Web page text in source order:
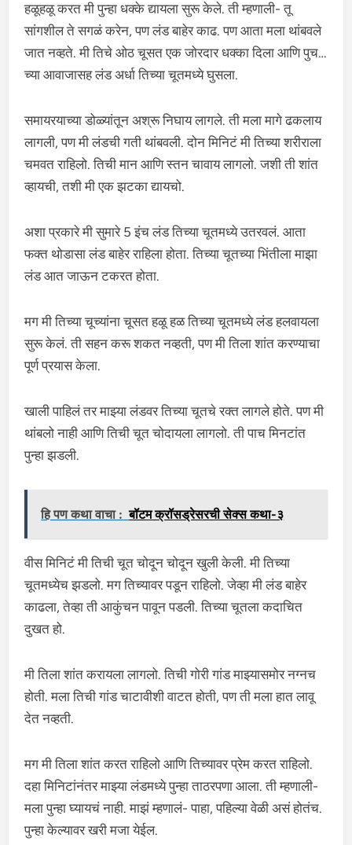
हळूहळू करत मी पुन्हा धक्के द्यायला सुरू केले. ती म्हणाली- तू
सांगशील ते सगळं करेन, पण लंड बाहेर काढ. पण आता मला थांबवले
जात नव्हते. मी तिचे ओठ चूसत एक जोरदार धक्का दिला आणि पुच…
च्या आवाजासह लंड अर्धा तिच्या चूतमध्ये घुसला.
समायरयाच्या डोळ्यांतून अश्रू निघाय लागले. ती मला मागे ढकलाय
लागली, पण मी लंडची गती थांबवली. दोन मिनिटं मी तिच्या शरीराला
चमवत राहिलो. तिची मान आणि स्तन चावाय लागलो. जशी ती शांत
व्हायची, तशी मी एक झटका द्यायचो.
अशा प्रकारे मी सुमारे 5 इंच लंड तिच्या चूतमध्ये उतरवलं. आता
फक्त थोडासा लंड बाहेर राहिला होता. तिच्या चूतच्या भिंतीला माझा
लंड आत जाऊन टकरत होता.
मग मी तिच्या चूच्यांना चूसत हळू हळ तिच्या चूतमध्ये लंड हलवायला
सुरू केलं. ती सहन करू शकत नव्हती, पण मी तिला शांत करण्याचा
पूर्ण प्रयास केला.
खाली पाहिलं तर माझ्या लंडवर तिच्या चूतचे रक्त लागले होते. पण मी
थांबलो नाही आणि तिची चूत चोदायला लागलो. ती पाच मिनटांत
पुन्हा झडली.
हि पण कथा वाचा : बॉटम क्रॉसड्रेसरची सेक्स कथा-३
वीस मिनिटं मी तिची चूत चोदून चोदून खुली केली. मी तिच्या
चूतमध्येच झडलो. मग तिच्यावर पडून राहिलो. जेव्हा मी लंड बाहेर
काढला, तेव्हा ती आकुंचन पावून पडली. तिच्या चूतला कदाचित
दुखत हो.
मी तिला शांत करायला लागलो. तिची गोरी गांड माझ्यासमोर नग्नच
होती. मला तिची गांड चाटावीशी वाटत होती, पण ती मला हात लावू
देत नव्हती.
मग मी तिला शांत करत राहिलो आणि तिच्यावर प्रेम करत राहिलो.
दहा मिनिटांनंतर माझ्या लंडमध्ये पुन्हा ताठरपणा आला. ती म्हणाली-
मला पुन्हा घ्यायचं नाही. माझं म्हणालं- पाहा, पहिल्या वेळी असं होतंच.
पुन्हा केल्यावर खरी मजा येईल.